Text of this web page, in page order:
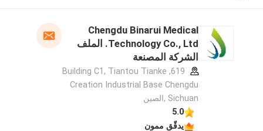
Chengdu Binarui Medical
Technology Co., Ltd. الملف
الشركة المصنعة
619, Building C1, Tiantou Tianke
Creation Industrial Base Chengdu
Sichuan ,الصين
5.0
يدقّق ممون